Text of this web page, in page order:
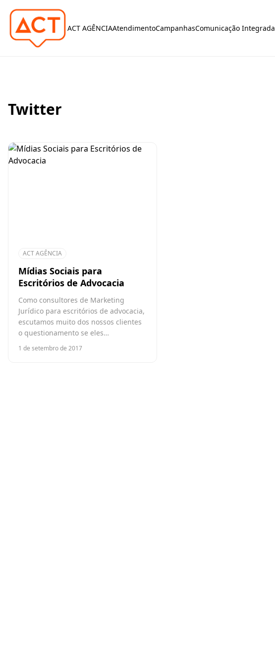
ACT AGÊNCIAAtendimentoCampanhasComunicação Integrada
Twitter
ACT AGÊNCIA
Mídias Sociais para
Escritórios de Advocacia
Como consultores de Marketing
Jurídico para escritórios de advocacia,
escutamos muito dos nossos clientes
o questionamento se eles…
1 de setembro de 2017